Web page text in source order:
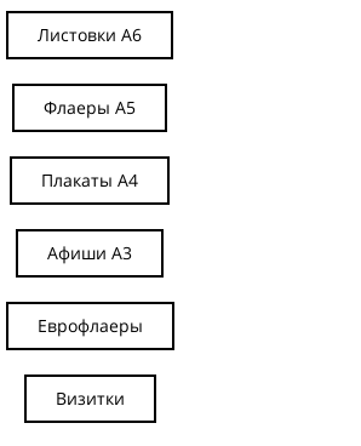
Листовки А6
Флаеры А5
Плакаты А4
Афиши А3
Еврофлаеры
Визитки